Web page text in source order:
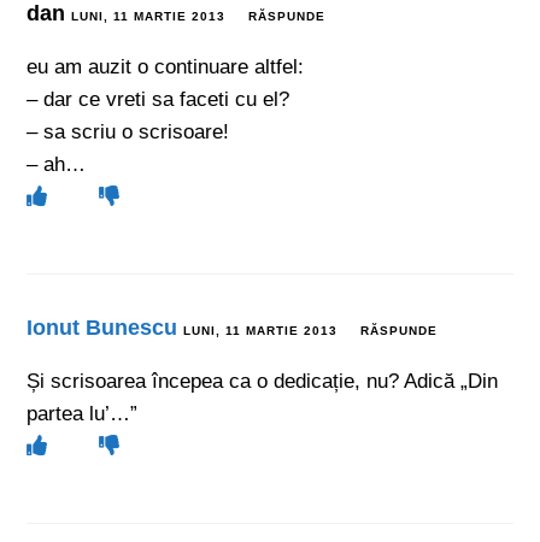
danLUNI, 11 MARTIE 2013 RĂSPUNDE
eu am auzit o continuare altfel:
– dar ce vreti sa faceti cu el?
– sa scriu o scrisoare!
– ah…
Ionut Bunescu LUNI, 11 MARTIE 2013 RĂSPUNDE
Și scrisoarea începea ca o dedicație, nu? Adică „Din
partea lu’…”